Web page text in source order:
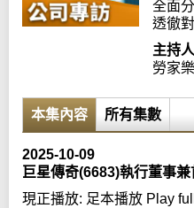
全面
透徹
主持
勞家樂
本集內容 所有集數
2025-10-09
巨星傳奇(6683)執行董事
現正播放: 足本播放 Play